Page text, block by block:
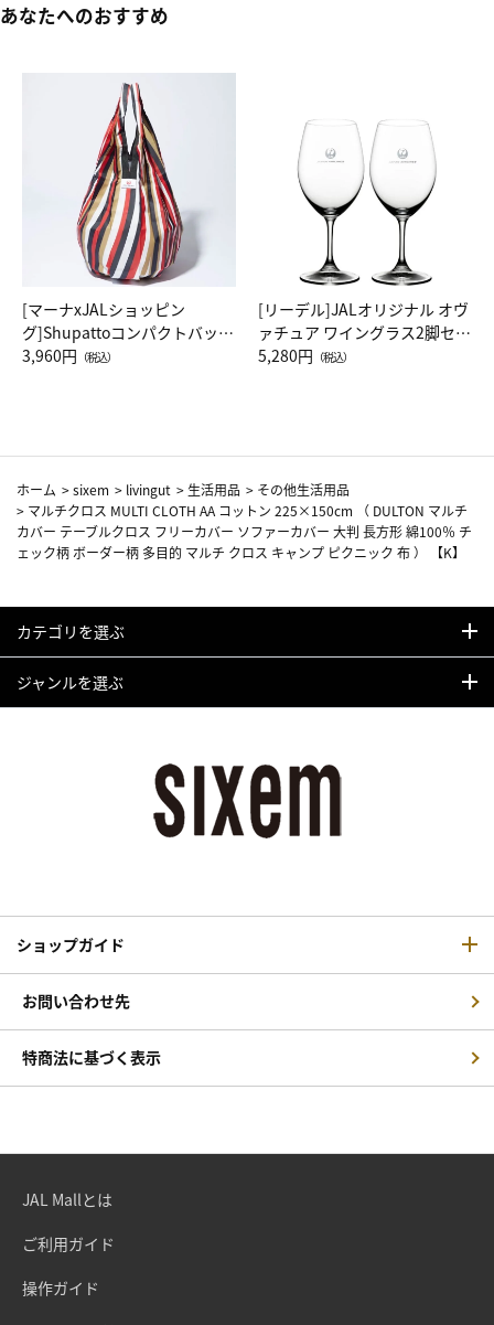
あなたへのおすすめ
[マーナxJALショッピン
グ]Shupattoコンパクトバッグ
Drop JAL客室乗務員（LC）ス
3,960円 （税込）
[リーデル]JALオリジナル オヴ
ァチュア ワイングラス2脚セッ
ト（レッドワイン）
5,280円 （税込）
ホーム >sixem > livingut > 生活用品 > その他生活用品
> マルチクロス MULTI CLOTH AA コットン 225×150cm （ DULTON マルチ
カバー テーブルクロス フリーカバー ソファーカバー 大判 長方形 綿100％ チ
ェック柄 ボーダー柄 多目的 マルチ クロス キャンプ ピクニック 布 ） 【K】
カテゴリを選ぶ
ジャンルを選ぶ
ショップガイド
お問い合わせ先
特商法に基づく表示
JAL Mallとは
ご利用ガイド
操作ガイド